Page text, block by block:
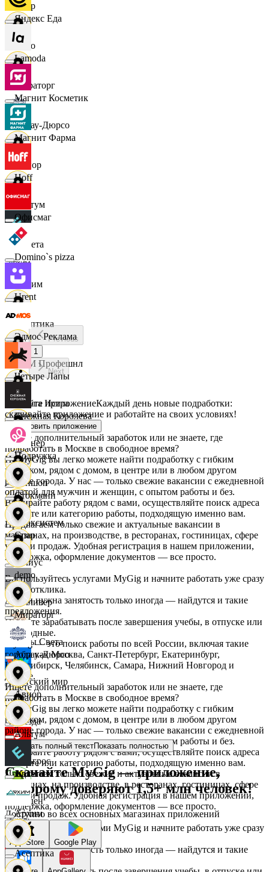
Cпар
demo
Мираторг
Абрау-Дюрсо
Авиор
Альтум
Аркета
Архим
Асептика
АСМ Профешнл
Белуга Истра
Вайнер
Ваншоп
Ворксистем
Гелиус
Гулливер
Дары Света
Детский мир
Звезда
Зельгрос
Зенден
Инканто
Яндекс Еда
Lamoda
Магнит Косметик
Магнит Фарма
Hoff
Офисмаг
Domino`s pizza
Urent
Эдмос Реклама
Четыре Лапы
Снежная Королева
Подружка
Стокманн
Cпар
demo
Мираторг
Абрау-Дюрсо
Авиор
Альтум
Аркета
Архим
Асептика
Previous
1
Next
Скачайте приложениеКаждый день новые подработки:
скачивайте приложение и работайте на своих условиях!
Установить приложение
Ищете дополнительный заработок или не знаете, где
подработать в Москве в свободное время?
На MyGig вы легко можете найти подработку с гибким
графиком, рядом с домом, в центре или в любом другом
районе города. У нас — только свежие вакансии с ежедневной
оплатой для мужчин и женщин, с опытом работы и без.
Выбирайте работу рядом с вами, осуществляйте поиск адреса
на карте или категорию работы, подходящую именно вам.
Предлагаем только свежие и актуальные вакансии в
магазинах, на производстве, в ресторанах, гостиницах, сфере
услуг и продаж. Удобная регистрация в нашем приложении,
поддержка, оформление документов — все просто.
Воспользуйтесь услугами MyGig и начните работать уже сразу
после отклика.
А если нужна занятость только иногда — найдутся и такие
предложения.
Начните зарабатывать после завершения учебы, в отпуске или
в выходные.
MyGig — это поиск работы по всей России, включая такие
города как Москва, Санкт-Петербург, Екатеринбург,
Новосибирск, Челябинск, Самара, Нижний Новгород и
другие.
Ищете дополнительный заработок или не знаете, где
подработать в Москве в свободное время?
На MyGig вы легко можете найти подработку с гибким
графиком, рядом с домом, в центре или в любом другом
районе города. У нас — только свежие вакансии с ежедневной
оплатой для мужчин и женщин, с опытом работы и без.
Выбирайте работу рядом с вами, осуществляйте поиск адреса
на карте или категорию работы, подходящую именно вам.
Предлагаем только свежие и актуальные вакансии в
магазинах, на производстве, в ресторанах, гостиницах, сфере
услуг и продаж. Удобная регистрация в нашем приложении,
поддержка, оформление документов — все просто.
Воспользуйтесь услугами MyGig и начните работать уже сразу
после отклика.
А если нужна занятость только иногда — найдутся и такие
предложения.
Показать полный текстПоказать полностью
Скачайте MyGig — приложение,
которому доверяют 1,5+ млн человек!
Доступно во всех основных магазинах приложений
App Store Google Play